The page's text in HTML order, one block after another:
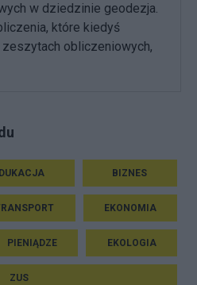
w dziedzinie geodezja.
które kiedyś
obliczeniowych,
BIZNES
EKONOMIA
PIENIĄDZE EKOLOGIA
ZUS